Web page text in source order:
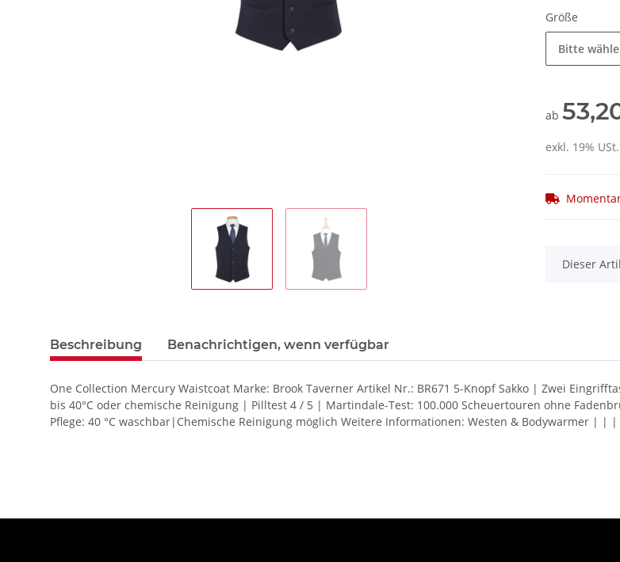
Größe
Bitte
ab
exkl. 19%
x
Dieser
Beschreibung Benachrichtigen, wenn verfügbar
One Collection Mercury Waistcoat Marke: Brook Taverner Artikel Nr.: BR671 5-Knopf Sakko | Zwei
bis 40°C oder chemische Reinigung | Pilltest 4 / 5 | Martindale-Test: 100.000 Scheuertouren ohne
Pflege: 40 °C waschbar|Chemische Reinigung möglich Weitere Informationen: Westen & Bodywarmer | |